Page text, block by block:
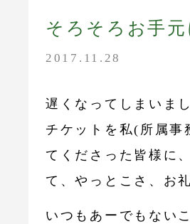
そろそろお手元
2017.11.28
遅くなってしまいま
チケットを私(所属
てくださった皆様に
て、やっとこさ、お
いつもあーでもない